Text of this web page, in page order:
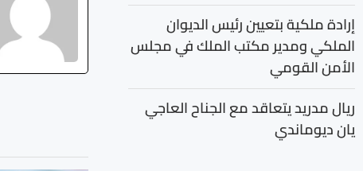
إرادة ملكية بتعيين رئيس الديوان
الملكي ومدير مكتب الملك في مجلس
الأمن القومي
ريال مدريد يتعاقد مع الجناح العاجي
يان ديوماندي